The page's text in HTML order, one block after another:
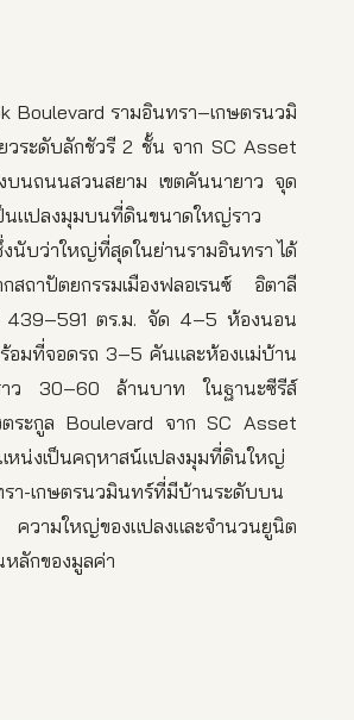
Boulevard รามอินทรา–เกษตรนวมิ
วระดับลักชัวรี 2 ชั้น จาก SC Asset
บนถนนสวนสยาม เขตคันนายาว จุด
นแปลงมุมบนที่ดินขนาดใหญ่ราว
งนับว่าใหญ่ที่สุดในย่านรามอินทรา ได้
กสถาปัตยกรรมเมืองฟลอเรนซ์ อิตาลี
439–591 ตร.ม. จัด 4–5 ห้องนอน
มที่จอดรถ 3–5 คันและห้องแม่บ้าน
ราว 30–60 ล้านบาท ในฐานะซีรีส์
ระกูล Boulevard จาก SC Asset
แหน่งเป็นคฤหาสน์แปลงมุมที่ดินใหญ่
รา-เกษตรนวมินทร์ที่มีบ้านระดับบน
วามใหญ่ของแปลงและจำนวนยูนิต
หลักของมูลค่า